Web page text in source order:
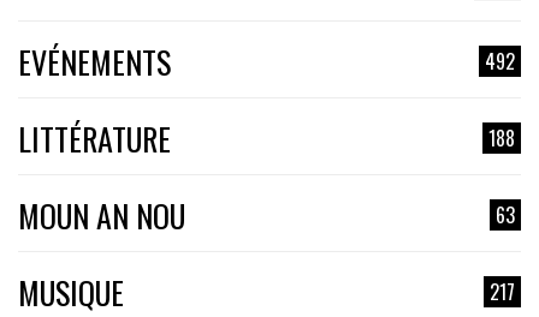
EVÉNEMENTS 492
LITTÉRATURE 188
MOUN AN NOU 63
MUSIQUE 217